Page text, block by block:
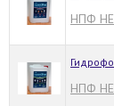
НПФ
НПФ